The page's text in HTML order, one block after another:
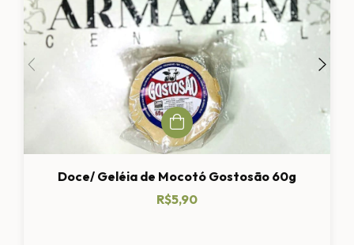
Doce/ Geléia de Mocotó Gostosão 60g
R$5,90